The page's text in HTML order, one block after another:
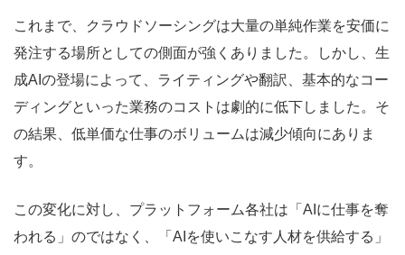
これまで、クラウドソーシングは大量の単純作業を安価に
発注する場所としての側面が強くありました。しかし、生
成AIの登場によって、ライティングや翻訳、基本的なコー
ディングといった業務のコストは劇的に低下しました。そ
の結果、低単価な仕事のボリュームは減少傾向にありま
す。
この変化に対し、プラットフォーム各社は「AIに仕事を奪
われる」のではなく、「AIを使いこなす人材を供給する」